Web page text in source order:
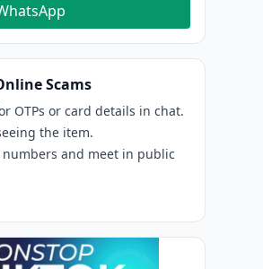
Scams
OTPs or card details in chat.
the item.
and meet in public